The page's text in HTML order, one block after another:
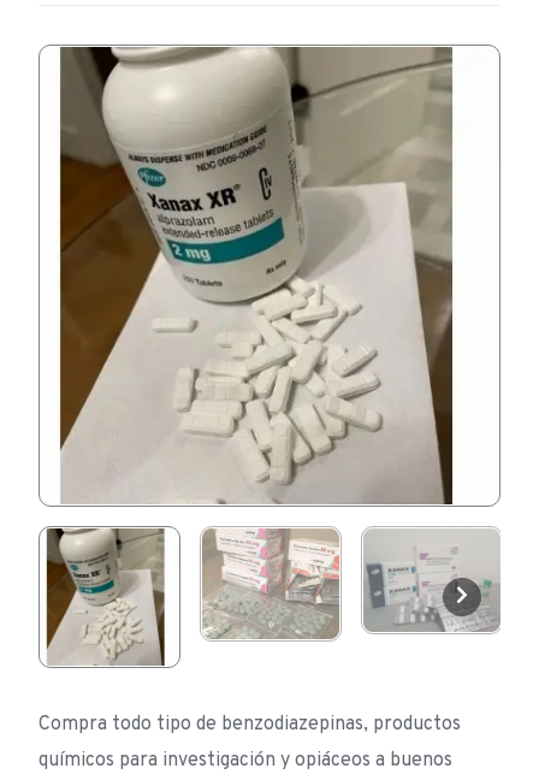
Compra todo tipo de benzodiazepinas, productos
químicos para investigación y opiáceos a buenos